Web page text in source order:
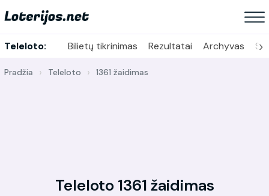
Teleloto: Bilietų tikrinimas Rezultatai Archyvas ›
Pradžia Teleloto 1361 žaidimas
Teleloto 1361 žaidimas